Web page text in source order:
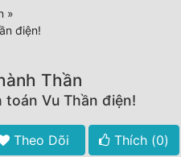
»
điện!
Thần
toán Vu Thần điện!
Theo Dõi Thích (0)